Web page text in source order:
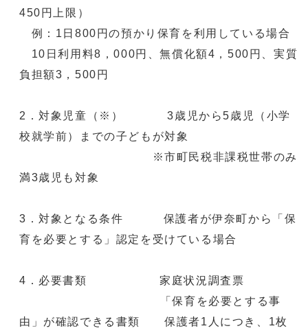
450円上限）
例：1日800円の預かり保育を利用している場合
10日利用料8，000円、無償化額4，500円、実質
負担額3，500円
2．対象児童（※） 3歳児から5歳児（小学
校就学前）までの子どもが対象
※市町民税非課税世帯のみ
満3歳児も対象
3．対象となる条件 保護者が伊奈町から「保
育を必要とする」認定を受けている場合
4．必要書類 家庭状況調査票
「保育を必要とする事
由」が確認できる書類 保護者1人につき、1枚